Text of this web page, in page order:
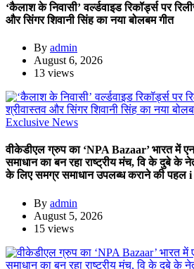
‘कैलाश के निवासी’ वर्ल्डवाइड रिकॉर्ड्स पर
और सिंगर शिवानी सिंह का नया बोलबम गीत
By admin
August 6, 2026
13 views
Exclusive News
वीकेडीएल ग्रुप का ‘NPA Bazaar’ भारत में
समाधान का बन रहा राष्ट्रीय मंच, वि के दुबे के
के लिए समग्र समाधान उपलब्ध कराने की पहल i
By admin
August 5, 2026
15 views